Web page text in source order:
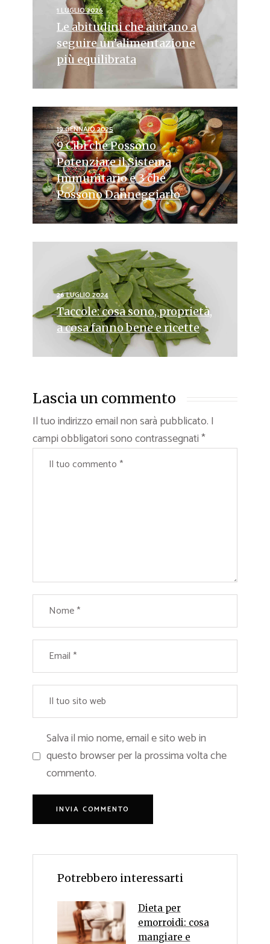
1 LUGLIO 2026
Le abitudini che aiutano a
seguire un’alimentazione
più equilibrata
19 GENNAIO 2025
9 Cibi che Possono
Potenziare il Sistema
Immunitario e 3 che
Possono Danneggiarlo
26 LUGLIO 2024
Taccole: cosa sono, proprietà,
a cosa fanno bene e ricette
Lascia un commento
Il tuo indirizzo email non sarà pubblicato. I
campi obbligatori sono contrassegnati*
Salva il mio nome, email e sito web in
questo browser per la prossima volta che
commento.
Potrebbero interessarti
Dieta per
emorroidi: cosa
mangiare e